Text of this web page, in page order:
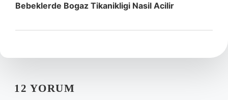
Bebeklerde Bogaz Tikanikligi Nasil Acilir
12 YORUM